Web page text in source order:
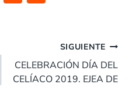
es
ar
SIGUIENTE
CELEBRACIÓN DÍA DEL
CELÍACO 2019. EJEA DE